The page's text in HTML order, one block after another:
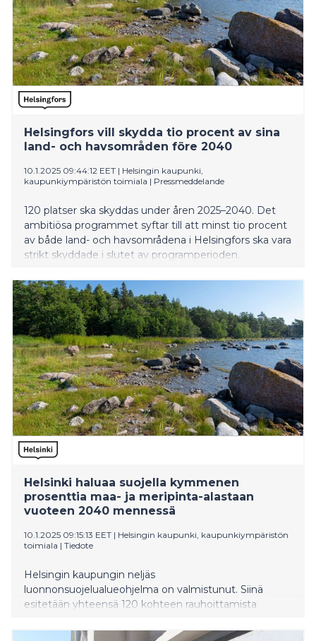
tammikuuta.
Helsingfors vill skydda tio procent av sina
land- och havsområden före 2040
10.1.2025 09:44:12 EET | Helsingin kaupunki,
kaupunkiympäristön toimiala | Pressmeddelande
120 platser ska skyddas under åren 2025–2040. Det
ambitiösa programmet syftar till att minst tio procent
av både land- och havsområdena i Helsingfors ska vara
strikt skyddade i slutet av programperioden.
arealen på land och tiofaldiga den i marina områden.
Helsinki haluaa suojella kymmenen
prosenttia maa- ja meripinta-alastaan
vuoteen 2040 mennessä
10.1.2025 09:15:13 EET | Helsingin kaupunki, kaupunkiympäristön
toimiala | Tiedote
Helsingin kaupungin neljäs
luonnonsuojelualueohjelma on valmistunut. Siinä
esitetään yhteensä 120 kohteen rauhoittamista
tavoitteena on, että sekä Helsingin maa- että